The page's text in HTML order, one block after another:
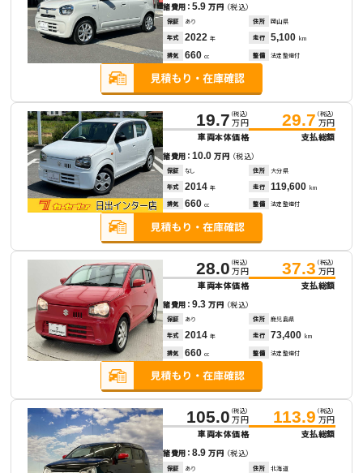
諸費用：5.9万円 （税込）
保証 あり 住所 岡山県
年式 2022 年 走行 5,100 km
排気 660 cc 整備 法定整備付
19.7 （税込）
万円
車両本体価格
29.7 （税込）
万円
支払総額
諸費用：10.0万円 （税込）
保証 なし 住所 大分県
年式 2014 年 走行 119,600 km
排気 660 cc 整備 法定整備付
28.0 （税込）
万円
車両本体価格
37.3 （税込）
万円
支払総額
諸費用：9.3万円 （税込）
保証 あり 住所 鹿児島県
年式 2014 年 走行 73,400 km
排気 660 cc 整備 法定整備付
105.0 （税込）
万円
車両本体価格
113.9 （税込）
万円
支払総額
諸費用：8.9万円 （税込）
保証 あり 住所 北海道